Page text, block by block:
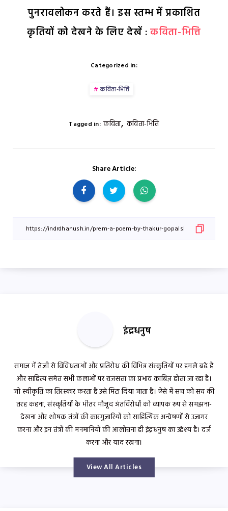
पुनरावलोकन करते हैं। इस स्तम्भ में प्रकाशित
कृतियों को देखने के लिए देखें :कविता-भित्ति
Categorized in:
कविता-भित्ति
Tagged in: कविता, कविता-भित्ति
Share Article:
इंद्रधनुष
समाज में तेज़ी से विविधताओं और प्रतिरोध की विभिन्न संस्कृतियों पर हमले बढ़े हैं
और साहित्य समेत सभी कलाओं पर राजसत्ता का प्रभाव क़ाबिज़ होता जा रहा है।
जो स्वीकृति का तिरस्कार करता है उसे मिटा दिया जाता है। ऐसे में सच को सच की
तरह कहना, संस्कृतियों के भीतर मौजूद अंतर्विरोधों को व्यापक रूप से समझना-
देखना और शोषक तंत्रों की कारगुज़ारियों को साहित्यिक अन्वेषणों से उजागर
करना और इन तंत्रों की मनमानियों की आलोचना ही इंद्रधनुष का उद्देश्य है। दर्ज
करना और याद रखना।
View All Articles